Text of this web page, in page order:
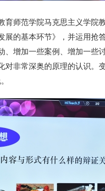
师范学院马克思主义学院
展的基本环节》，并运用抢
、增加一些案例、增加一些
对非常深奥的原理的认识。